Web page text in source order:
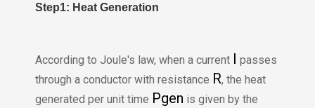
Step1: Heat Generation
According to Joule's law, when a current I passes
through a conductor with resistance R, the heat
generated per unit time Pgen is given by the